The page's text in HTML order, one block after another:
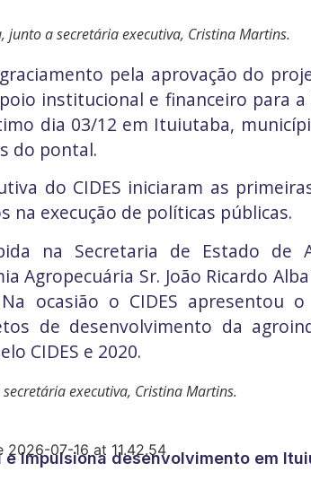
a secretária executiva, Cristina Martins.
pela aprovação do
institucional e financeiro para
dia 03/12 em Ituiutaba,
do pontal.
do CIDES iniciaram as
execução de políticas públicas.
na Secretaria de Estado de
Agropecuária Sr. João Ricardo
ocasião o CIDES apresentou
de desenvolvimento da
CIDES e 2020.
executiva, Cristina Martins.
Impulsiona desenvolvimento em